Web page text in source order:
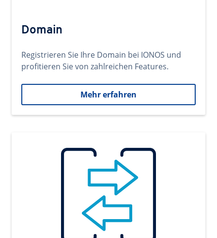
Domain
Registrieren Sie Ihre Domain bei IONOS und
profitieren Sie von zahlreichen Features.
Mehr erfahren